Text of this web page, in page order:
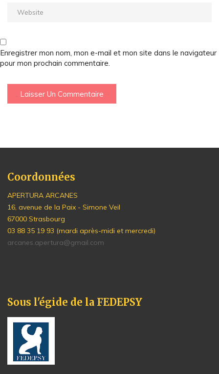
Enregistrer mon nom, mon e-mail et mon site dans le navigateur
pour mon prochain commentaire.
Coordonnées
APERTURA ARCANES
16, avenue de la Paix - Simone Veil
67000 Strasbourg
03 88 35 19 93 (mardi après-midi et mercredi)
arcanes.apertura@gmail.com
Sous l'égide de la FEDEPSY